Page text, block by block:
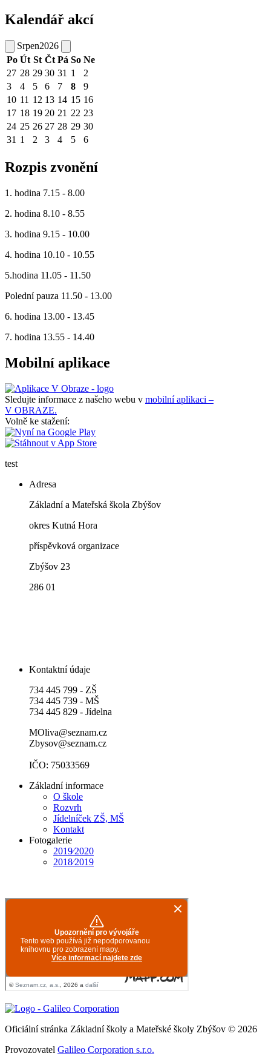
Kalendář akcí
Srpen2026
Po Út St Čt Pá So Ne
27 28 29 30 31 1
2
3
4 5 6 7 8
9
10 11 12 13 14 15 16
17 18 19 20 21 22 23
24 25 26 27 28 29 30
31 1 2 3 4 5 6
Rozpis zvonění
1. hodina 7.15 - 8.00
2. hodina 8.10 - 8.55
3. hodina 9.15 - 10.00
4. hodina 10.10 - 10.55
5.hodina 11.05 - 11.50
Polední pauza 11.50 - 13.00
6. hodina 13.00 - 13.45
7. hodina 13.55 - 14.40
Mobilní aplikace
Sledujte informace z našeho webu v mobilní aplikaci –
V OBRAZE.
Volně ke stažení:
test
Adresa
Základní a Mateřská škola Zbýšov
okres Kutná Hora
příspěvková organizace
Zbýšov 23
286 01
Kontaktní údaje
734 445 799 - ZŠ
734 445 739 - MŠ
734 445 829 - Jídelna
MOliva@seznam.cz
Zbysov@seznam.cz
IČO: 75033569
Základní informace
O škole
Rozvrh
Jídelníček ZŠ, MŠ
Kontakt
Fotogalerie
2019⁄2020
2018⁄2019
Oficiální stránka Základní školy a Mateřské školy Zbýšov © 2026
Provozovatel Galileo Corporation s.r.o.